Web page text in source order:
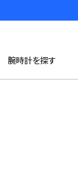
腕時計を探す